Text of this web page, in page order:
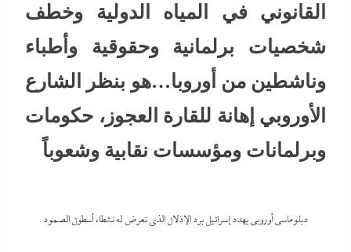
القانوني في المياه الدولية وخطف
شخصيات برلمانية وحقوقية وأطباء
وناشطين من أوروبا…هو بنظر الشارع
الأوروبي إهانة للقارة العجوز، حكومات
وبرلمانات ومؤسسات نقابية وشعوباً
دبلوماسي أوروبي يهدد إسرائيل برد الإذلال الذي تعرض له نشطاء أسطول الصمود